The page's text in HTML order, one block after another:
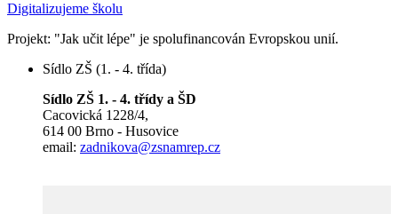
Digitalizujeme školu
Projekt: "Jak učit lépe" je spolufinancován Evropskou unií.
Sídlo ZŠ (1. - 4. třída)
Sídlo ZŠ 1. - 4. třídy a ŠD
Cacovická 1228/4,
614 00 Brno - Husovice
email: zadnikova@zsnamrep.cz